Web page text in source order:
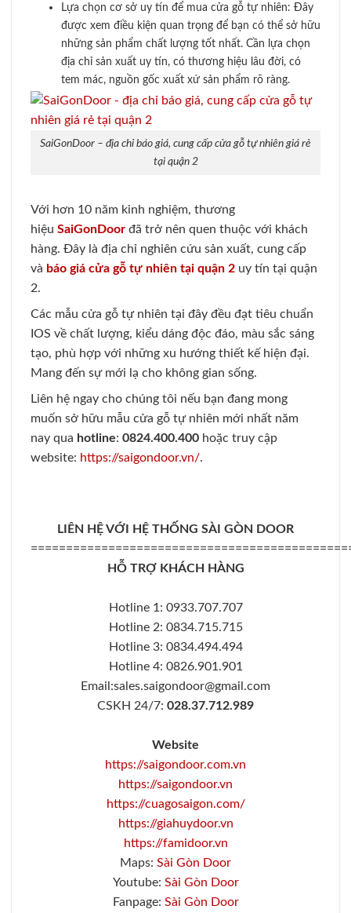
Lựa chọn cơ sở uy tín để mua cửa gỗ tự nhiên: Đây
được xem điều kiện quan trọng để bạn có thể sở hữu
những sản phẩm chất lượng tốt nhất. Cần lựa chọn
địa chỉ sản xuất uy tín, có thương hiệu lâu đời, có
tem mác, nguồn gốc xuất xứ sản phẩm rõ ràng.
SaiGonDoor – địa chỉ báo giá, cung cấp cửa gỗ tự nhiên giá rẻ
tại quận 2
Với hơn 10 năm kinh nghiệm, thương
hiệu SaiGonDoor đã trở nên quen thuộc với khách
hàng. Đây là địa chỉ nghiên cứu sản xuất, cung cấp
và báo giá cửa gỗ tự nhiên tại quận 2 uy tín tại quận
2.
Các mẫu cửa gỗ tự nhiên tại đây đều đạt tiêu chuẩn
IOS về chất lượng, kiểu dáng độc đáo, màu sắc sáng
tạo, phù hợp với những xu hướng thiết kế hiện đại.
Mang đến sự mới lạ cho không gian sống.
Liên hệ ngay cho chúng tôi nếu bạn đang mong
muốn sở hữu mẫu cửa gỗ tự nhiên mới nhất năm
nay qua hotline: 0824.400.400 hoặc truy cập
website: https://saigondoor.vn/.
LIÊN HỆ VỚI HỆ THỐNG SÀI GÒN DOOR
HỖ TRỢ KHÁCH HÀNG
Hotline 1: 0933.707.707
Hotline 2: 0834.715.715
Hotline 3: 0834.494.494
Hotline 4: 0826.901.901
Email:sales.saigondoor@gmail.com
CSKH 24/7: 028.37.712.989
Website
https://saigondoor.com.vn
https://saigondoor.vn
https://cuagosaigon.com/
https://giahuydoor.vn
https://famidoor.vn
Maps: Sài Gòn Door
Youtube: Sài Gòn Door
Fanpage: Sài Gòn Door